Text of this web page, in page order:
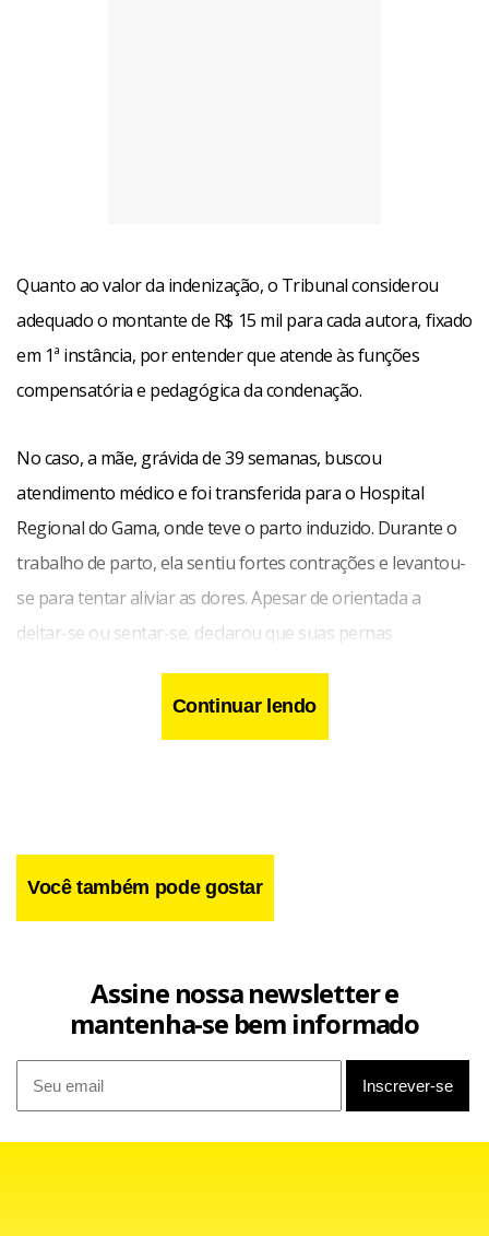
Quanto ao valor da indenização, o Tribunal considerou
adequado o montante de R$ 15 mil para cada autora, fixado
em 1ª instância, por entender que atende às funções
compensatória e pedagógica da condenação.
No caso, a mãe, grávida de 39 semanas, buscou
atendimento médico e foi transferida para o Hospital
Regional do Gama, onde teve o parto induzido. Durante o
trabalho de parto, ela sentiu fortes contrações e levantou-
se para tentar aliviar as dores. Apesar de orientada a
deitar-se ou sentar-se, declarou que suas pernas
“travaram”, o que a impossibilitou de seguir as instruções.
Mesmo assim, a equipe de enfermagem a deixou sozinha,
em pé, sem o devido amparo. O parto ocorreu enquanto
Continuar lendo
Você também pode gostar
Assine nossa newsletter e
mantenha-se bem informado